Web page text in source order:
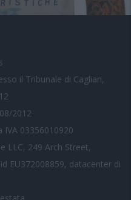
il Tribunale di Cagliari,
2012
IVA 03356010920
LLC, 249 Arch Street,
EU372008859, datacenter di